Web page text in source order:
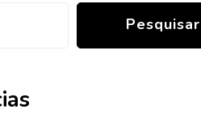
Pesquisar